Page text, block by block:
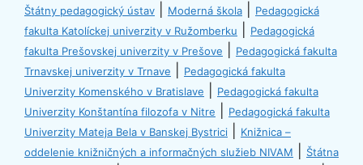
Štátny pedagogický ústav Moderná škola
Pedagogická
fakulta Katolíckej univerzity v Ružomberku
Pedagogická
fakulta Prešovskej univerzity v Prešove
Pedagogická fakulta
Trnavskej univerzity v Trnave
Pedagogická fakulta
Univerzity Komenského v Bratislave
Pedagogická fakulta
Univerzity Konštantína filozofa v Nitre
Pedagogická fakulta
Univerzity Mateja Bela v Banskej Bystrici
Knižnica –
oddelenie knižničných a informačných služieb NIVAM
Štátna